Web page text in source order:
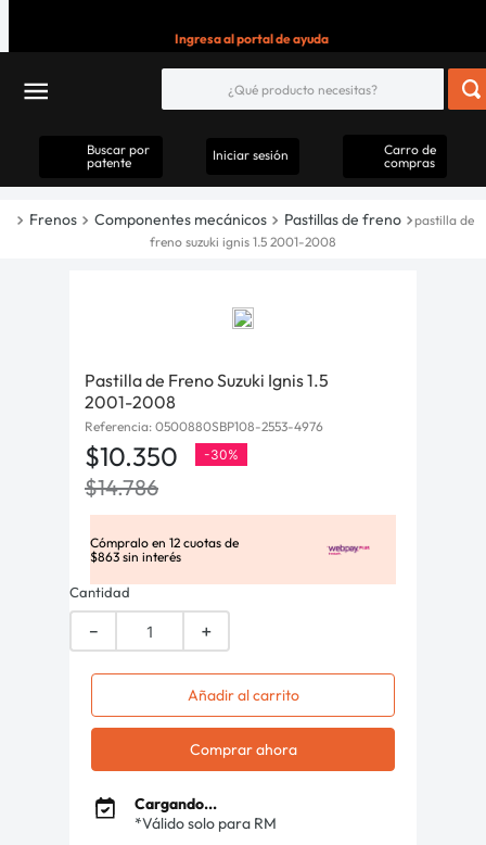
Ingresa al portal de ayuda
Buscar por
patente
Iniciar sesión
Carro de
compras
Frenos Componentes mecánicos Pastillas de freno
pastilla de
freno suzuki ignis 1.5 2001-2008
Pastilla de Freno Suzuki Ignis 1.5
2001-2008
Referencia: 0500880SBP108-2553-4976
$10.350 -30%
$14.786
Cómpralo en 12 cuotas de
$863 sin interés
Cantidad
＋
－
Añadir al carrito
Comprar ahora
Cargando...
*Válido solo para RM